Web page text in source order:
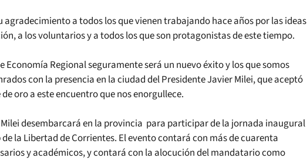
agradecimiento a todos los que vienen trabajando hace años por las ideas
a los voluntarios y a todos los que son protagonistas de este tiempo.
Economía Regional seguramente será un nuevo éxito y los que somos
con la presencia en la ciudad del Presidente Javier Milei, que aceptó
oro a este encuentro que nos enorgullece.
Milei desembarcará en la provincia para participar de la jornada inaugural
la Libertad de Corrientes. El evento contará con más de cuarenta
y académicos, y contará con la alocución del mandatario como